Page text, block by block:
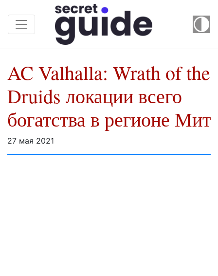
AC Valhalla: Wrath of the
Druids локации всего
богатства в регионе Мит
27 мая 2021